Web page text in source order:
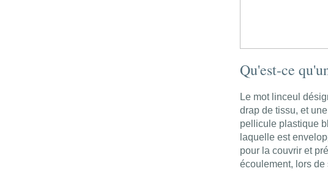
Qu'est-ce
Le mot linceul
drap de tissu, et
pellicule plastique
laquelle est
pour la couvrir et
écoulement, lors de